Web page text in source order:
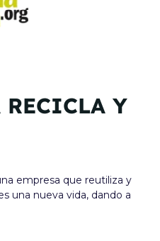
Y
empresa que reutiliza y
una nueva vida, dando a